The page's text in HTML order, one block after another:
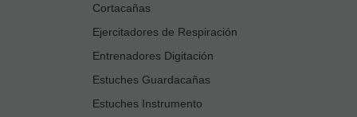
Cortacañas
Ejercitadores de Respiración
Entrenadores Digitación
Estuches Guardacañas
Estuches Instrumento